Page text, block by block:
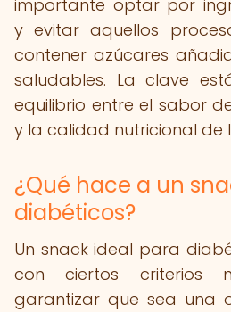
importante optar por
y evitar aquellos
contener azúcares
saludables. La clave
equilibrio entre el sabor
y la calidad nutricional de
¿Qué hace a un
diabéticos?
Un snack ideal para
con ciertos criterios
garantizar que sea una